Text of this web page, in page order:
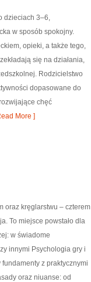
dzieciach 3–6,
w sposób spokojny.
opieki, a także tego,
się na działania,
Rodzicielstwo
dopasowane do
chęć
More ]
oraz kręglarstwu – czterem
To miejsce powstało dla
w świadome
innymi Psychologia gry i
z praktycznymi
oraz niuanse: od